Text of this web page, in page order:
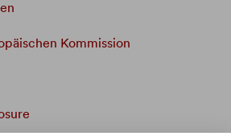
Kommission